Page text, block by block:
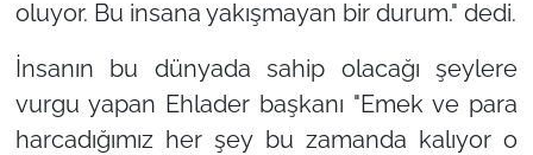
oluyor. Bu insana yakışmayan bir durum." dedi.
İnsanın bu dünyada sahip olacağı şeylere
vurgu yapan Ehlader başkanı "Emek ve para
harcadığımız her şey bu zamanda kalıyor o